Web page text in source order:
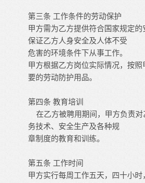
第三条 工作条件的劳动保护
甲方需为乙方提供符合国家规定的
保证乙方人身安全及人体不受
危害的环境条件下从事工作。
甲方根据乙方岗位实际情况，按
要的劳动防护用品。
第四条 教育培训
在乙方被聘用期间，甲方负责
务技术、安全生产及各种规
章制度的教育和训练。
第五条 工作时间
甲方实行每周工作五天，四十小时